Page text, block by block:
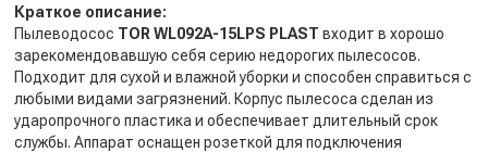
Краткое описание:
Пылеводосос TOR WL092A-15LPS PLAST входит в хорошо
зарекомендовавшую себя серию недорогих пылесосов.
Подходит для сухой и влажной уборки и способен справиться с
любыми видами загрязнений. Корпус пылесоса сделан из
ударопрочного пластика и обеспечивает длительный срок
службы. Аппарат оснащен розеткой для подключения